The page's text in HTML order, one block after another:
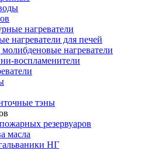
нагреватели
нагреватели для печей
нагреватели
воспламенители
тэны
резервуаров
масла
НГ